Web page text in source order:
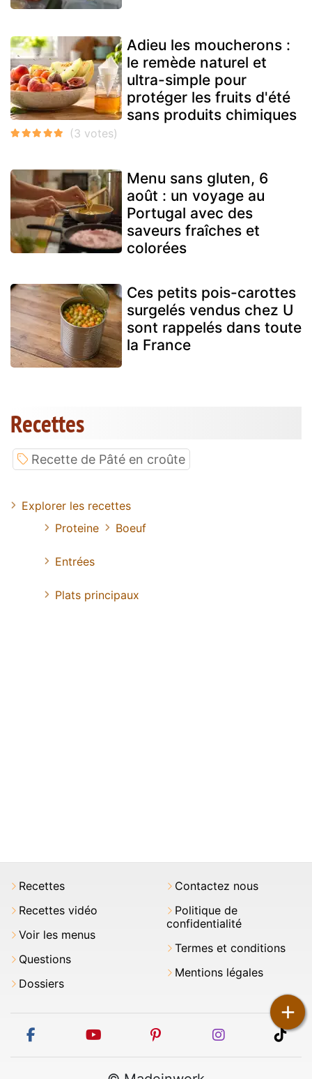
+
Adieu les moucherons :
le remède naturel et
ultra-simple pour
protéger les fruits d'été
sans produits chimiques
Menu sans gluten, 6
août : un voyage au
Portugal avec des
saveurs fraîches et
colorées
Ces petits pois-carottes
surgelés vendus chez U
sont rappelés dans toute
la France
Recettes
Recette de Pâté en croûte
Explorer les recettes
Proteine
Boeuf
Entrées
Plats principaux
Recettes
Recettes vidéo
Voir les menus
Questions
Dossiers
Contactez nous
Politique de
confidentialité
Termes et conditions
Mentions légales
facebook youtube pinterest instagram